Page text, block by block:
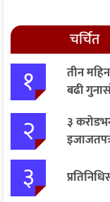
चर्चित
१
तीन
बढी
२
३
३